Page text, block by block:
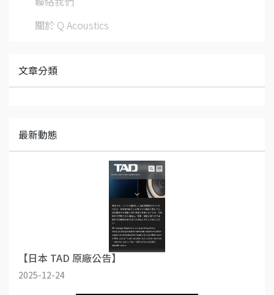
關於 Q Acoustics
文章分類
最新動態
【日本 TAD 原廠公告】
2025-12-24